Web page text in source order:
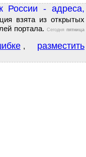
России - адреса,
взята из открытых
портала. Сегодняпятница
,
разместить